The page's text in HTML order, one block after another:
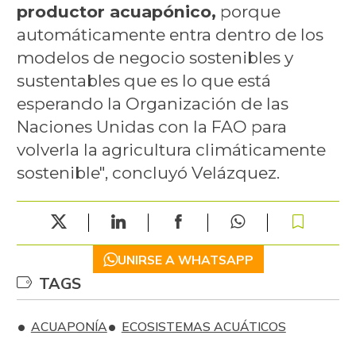
productor acuapónico, porque
automáticamente entra dentro de los
modelos de negocio sostenibles y
sustentables que es lo que está
esperando la Organización de las
Naciones Unidas con la FAO para
volverla la agricultura climáticamente
sostenible", concluyó Velázquez.
UNIRSE A WHATSAPP
TAGS
ACUAPONÍA
ECOSISTEMAS ACUÁTICOS